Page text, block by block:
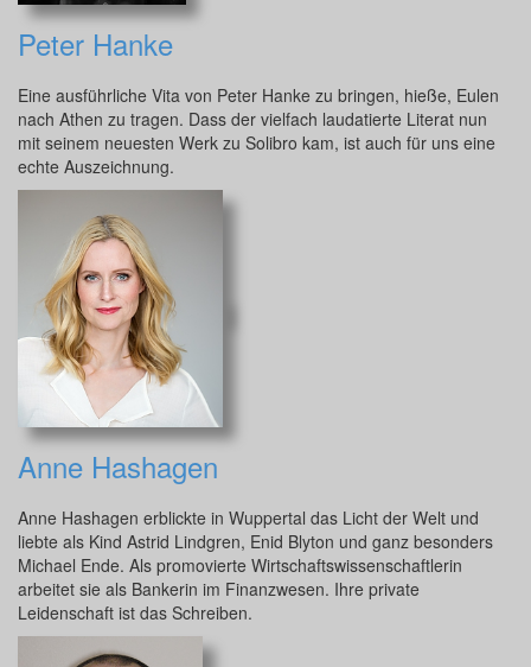
Peter Hanke
Eine ausführliche Vita von Peter Hanke zu bringen, hieße, Eulen
nach Athen zu tragen. Dass der vielfach laudatierte Literat nun
mit seinem neuesten Werk zu Solibro kam, ist auch für uns eine
echte Auszeichnung.
Anne Hashagen
Anne Hashagen erblickte in Wuppertal das Licht der Welt und
liebte als Kind Astrid Lindgren, Enid Blyton und ganz besonders
Michael Ende. Als promovierte Wirtschaftswissenschaftlerin
arbeitet sie als Bankerin im Finanzwesen. Ihre private
Leidenschaft ist das Schreiben.